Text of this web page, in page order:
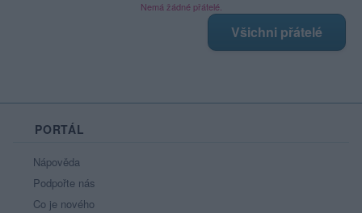
Nemá žádné přátelé.
Všichni přátelé
PORTÁL
Nápověda
Podpořte nás
Co je nového